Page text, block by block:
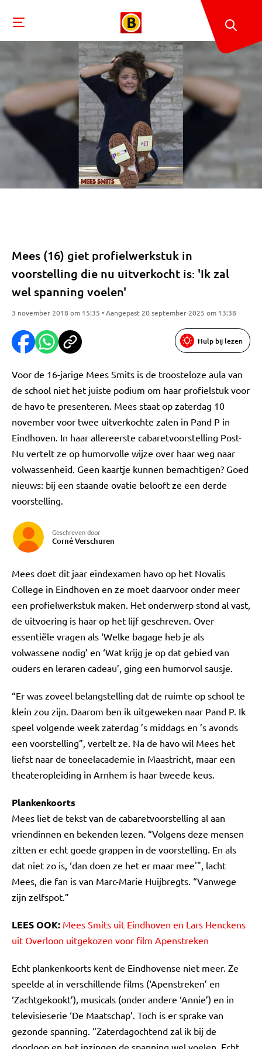
Mees (16) giet profielwerkstuk in
voorstelling die nu uitverkocht is: 'Ik zal
wel spanning voelen'
3 november 2018 om 15:35 • Aangepast 20 september 2025 om 13:38
Hulp bij lezen
Voor de 16-jarige Mees Smits is de troosteloze aula van
de school niet het juiste podium om haar profielstuk voor
de havo te presenteren. Mees staat op zaterdag 10
november voor twee uitverkochte zalen in Pand P in
Eindhoven. In haar allereerste cabaretvoorstelling Post-
Nu vertelt ze op humorvolle wijze over haar weg naar
volwassenheid. Geen kaartje kunnen bemachtigen? Goed
nieuws: bij een staande ovatie belooft ze een derde
voorstelling.
Geschreven door
Corné Verschuren
Mees doet dit jaar eindexamen havo op het Novalis
College in Eindhoven en ze moet daarvoor onder meer
een profielwerkstuk maken. Het onderwerp stond al vast,
de uitvoering is haar op het lijf geschreven. Over
essentiële vragen als ‘Welke bagage heb je als
volwassene nodig’ en ‘Wat krijg je op dat gebied van
ouders en leraren cadeau’, ging een humorvol sausje.
“Er was zoveel belangstelling dat de ruimte op school te
klein zou zijn. Daarom ben ik uitgeweken naar Pand P. Ik
speel volgende week zaterdag ’s middags en ’s avonds
een voorstelling”, vertelt ze. Na de havo wil Mees het
liefst naar de toneelacademie in Maastricht, maar een
theateropleiding in Arnhem is haar tweede keus.
Plankenkoorts
Mees liet de tekst van de cabaretvoorstelling al aan
vriendinnen en bekenden lezen. “Volgens deze mensen
zitten er echt goede grappen in de voorstelling. En als
dat niet zo is, ‘dan doen ze het er maar mee'", lacht
Mees, die fan is van Marc-Marie Huijbregts. “Vanwege
zijn zelfspot.”
LEES OOK: Mees Smits uit Eindhoven en Lars Henckens
uit Overloon uitgekozen voor film Apenstreken
Echt plankenkoorts kent de Eindhovense niet meer. Ze
speelde al in verschillende films (‘Apenstreken’ en
‘Zachtgekookt’), musicals (onder andere ‘Annie’) en in
televisieserie ‘De Maatschap’. Toch is er sprake van
gezonde spanning. “Zaterdagochtend zal ik bij de
doorloop en het inzingen de spanning wel voelen. Echt